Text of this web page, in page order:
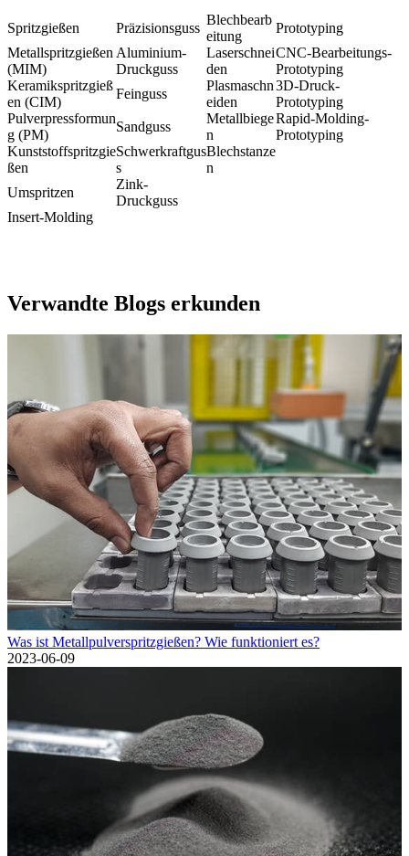
Spritzgießen Präzisionsguss
Blechbearb
eitung
Prototyping
Metallspritzgießen
(MIM)
Aluminium-
Druckguss
Laserschnei
den
CNC-Bearbeitungs-
Prototyping
Keramikspritzgieß
en (CIM)
Feinguss
Plasmaschn
eiden
3D-Druck-
Prototyping
Pulverpressformun
g (PM)
Sandguss
Metallbiege
n
Rapid-Molding-
Prototyping
Kunststoffspritzgie
ßen
Schwerkraftgus
s
Blechstanze
n
Umspritzen
Zink-
Druckguss
Insert-Molding
Verwandte Blogs erkunden
Was ist Metallpulverspritzgießen? Wie funktioniert es?
2023-06-09